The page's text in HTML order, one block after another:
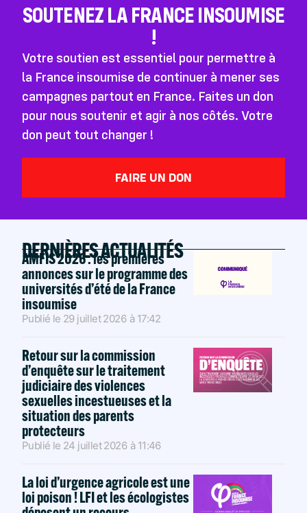
SOUTENEZ LA FRANCE INSOUMISE
!
Votre soutien est essentiel pour permettre à
la France insoumise de continuer à mener ses
campagnes partout en France. Faites un don
pour nous soutenir et agir à nos côtés. Votre
don peut tout changer !
FAIRE UN DON
DERNIÈRES ACTUALITÉS
AMFIS 2026 : les premières
annonces sur le programme des
universités d’été de la France
insoumise
Publié le 29 juillet 2026 à 17:42
Retour sur la commission
d’enquête sur le traitement
judiciaire des violences
sexuelles incestueuses et la
situation des parents
protecteurs
Publié le 24 juillet 2026 à 11:46
La loi d’urgence agricole est une
loi poison ! LFI et les écologistes